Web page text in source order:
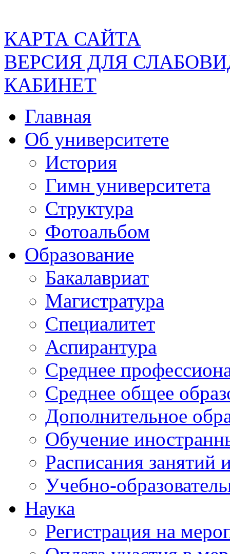
КАРТА САЙТА
ВЕРСИЯ ДЛЯ
КАБИНЕТ
Главная
Об университете
История
Гимн университета
Структура
Фотоальбом
Образование
Бакалавриат
Магистратура
Специалитет
Аспирантура
Среднее
Среднее общее
Дополнительное
Обучение
Расписания занятий
Учебно-
Наука
Регистрация на